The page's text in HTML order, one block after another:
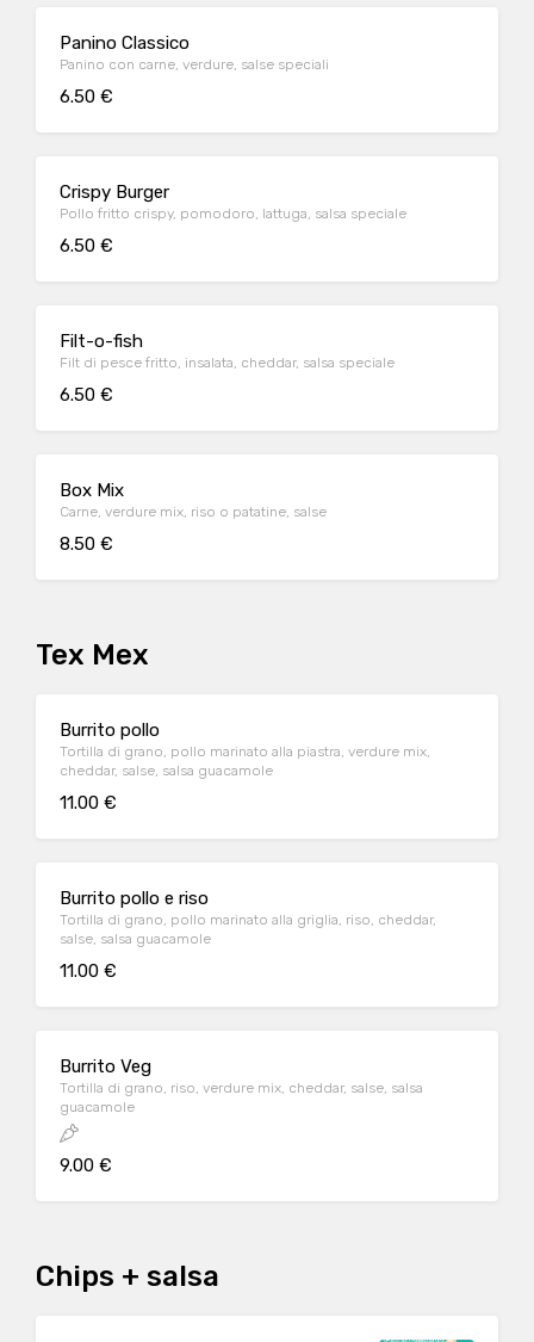
Panino Classico
Panino con carne, verdure, salse speciali
6.50 €
Crispy Burger
Pollo fritto crispy, pomodoro, lattuga, salsa speciale
6.50 €
Filt-o-fish
Filt di pesce fritto, insalata, cheddar, salsa speciale
6.50 €
Box Mix
Carne, verdure mix, riso o patatine, salse
8.50 €
Tex Mex
Burrito pollo
Tortilla di grano, pollo marinato alla piastra, verdure mix,
cheddar, salse, salsa guacamole
11.00 €
Burrito pollo e riso
Tortilla di grano, pollo marinato alla griglia, riso, cheddar,
salse, salsa guacamole
11.00 €
Burrito Veg
Tortilla di grano, riso, verdure mix, cheddar, salse, salsa
guacamole
9.00 €
Chips + salsa